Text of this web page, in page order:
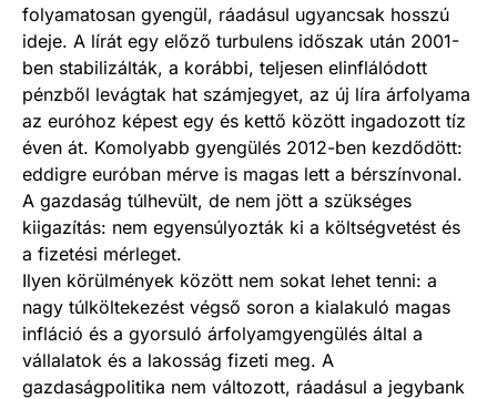
folyamatosan gyengül, rá­adásul ugyancsak hosszú
ideje. A lírát egy előző turbulens időszak után 2001-
ben stabilizálták, a korábbi, teljesen elinflálódott
pénzből levágtak hat számjegyet, az új líra árfolyama
az euróhoz képest egy és kettő között ingadozott tíz
éven át. Komolyabb gyengülés 2012-ben kezdődött:
eddigre euróban mérve is magas lett a bérszínvonal.
A gazdaság túlhevült, de nem jött a szükséges
kiigazítás: nem egyensúlyozták ki a költségvetést és
a fizetési mérleget.
Ilyen körülmények között nem sokat lehet tenni: a
nagy túlköltekezést végső soron a kialakuló magas
infláció és a gyorsuló árfolyamgyengülés által a
vállalatok és a lakosság fizeti meg. A
gazdaságpolitika nem változott, ráadásul a jegybank